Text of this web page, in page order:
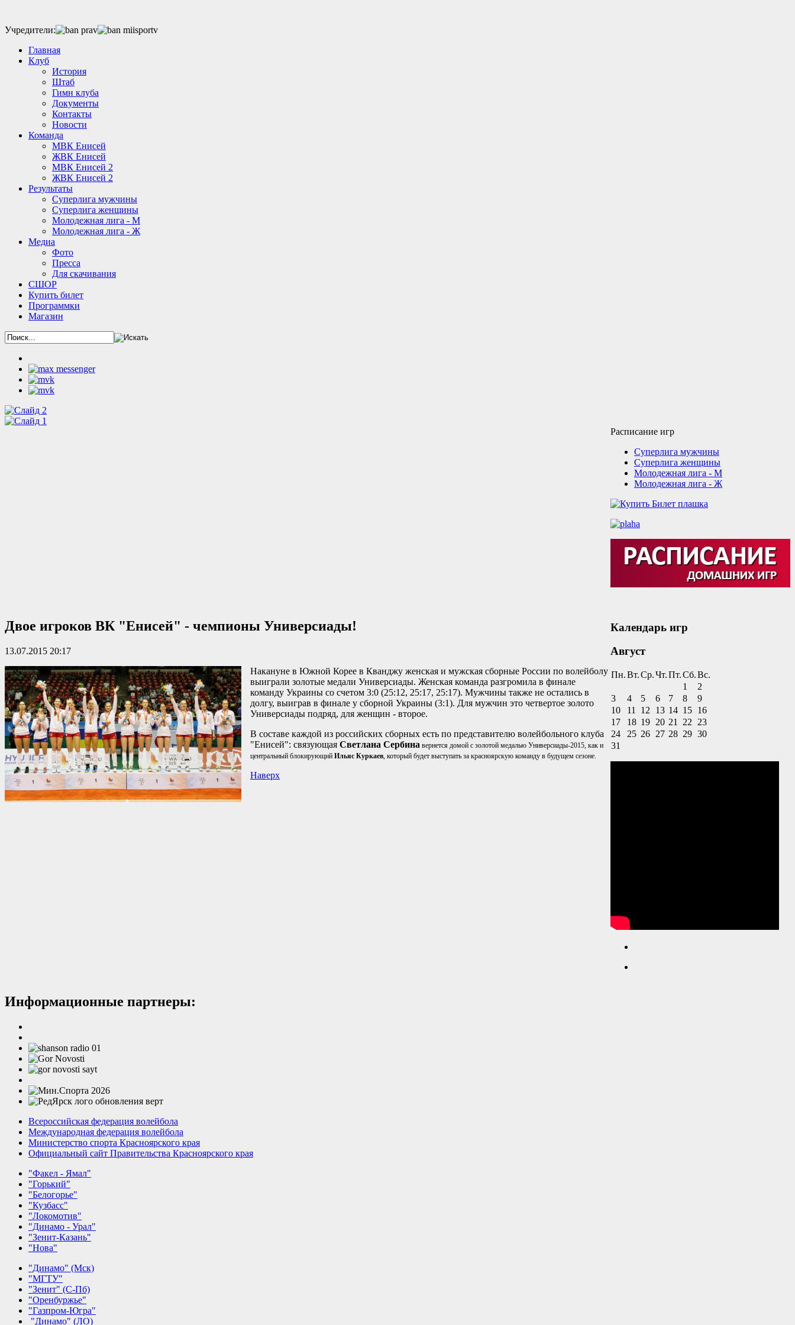
Учредители:
Главная
Клуб
История
Штаб
Гимн клуба
Документы
Контакты
Новости
Команда
МВК Енисей
ЖВК Енисей
МВК Енисей 2
ЖВК Енисей 2
Результаты
Суперлига мужчины
Суперлига женщины
Молодежная лига - М
Молодежная лига - Ж
Медиа
Фото
Пресса
Для скачивания
СШОР
Купить билет
Программки
Магазин
Двое игроков ВК "Енисей" - чемпионы Универсиады!
13.07.2015 20:17
Накануне в Южной Корее в Кванджу женская и мужская сборные России по волейболу
выиграли золотые медали Универсиады. Женская команда разгромила в финале
команду Украины со счетом 3:0 (25:12, 25:17, 25:17). Мужчины также не остались в
долгу, выиграв в финале у сборной Украины (3:1). Для мужчин это четвертое золото
Универсиады подряд, для женщин - второе.
В составе каждой из российских сборных есть по представителю волейбольного клуба
"Енисей": связующая Светлана Сербина вернется домой с золотой медалью Универсиады-2015, как и
центральный блокирующий Ильяс Куркаев, который будет выступать за красноярскую команду в будущем сезоне.
Наверх
Расписание игр
Суперлига мужчины
Суперлига женщины
Молодежная лига - М
Молодежная лига - Ж
Календарь игр
Август
Пн.Вт.Ср.Чт.Пт.Сб.Вс.
1
2
3
4 5 6 7 8
9
10
11 12 13 14 15 16
17
18 19 20 21 22
23
24
25 26 27 28 29 30
31
Информационные партнеры:
Всероссийская федерация волейбола
Международная федерация волейбола
Министерство спорта Красноярского края
Официальный сайт Правительства Красноярского края
"Факел - Ямал"
"Горький"
"Белогорье"
"Кузбасс"
"Локомотив"
"Динамо - Урал"
"Зенит-Казань"
"Нова"
"Динамо" (Мск)
"МГТУ"
"Зенит" (С-Пб)
"Оренбуржье"
"Газпром-Югра"
"Динамо" (ЛО)